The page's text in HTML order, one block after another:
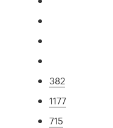
382
1177
715